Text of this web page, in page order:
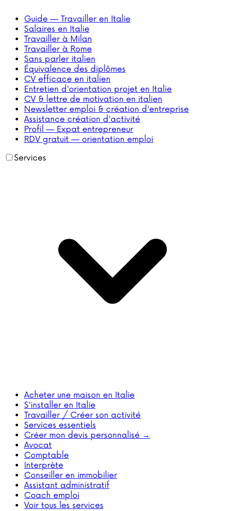
Guide — Travailler en Italie
Salaires en Italie
Travailler à Milan
Travailler à Rome
Sans parler italien
Équivalence des diplômes
CV efficace en italien
Entretien d'orientation projet en Italie
CV & lettre de motivation en italien
Newsletter emploi & création d'entreprise
Assistance création d'activité
Profil — Expat entrepreneur
RDV gratuit — orientation emploi
Services
Acheter une maison en Italie
S'installer en Italie
Travailler / Créer son activité
Services essentiels
Créer mon devis personnalisé →
Avocat
Comptable
Interprète
Conseiller en immobilier
Assistant administratif
Coach emploi
Voir tous les services